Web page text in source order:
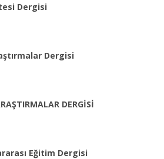
Dergisi
Dergisi
DERGİSİ
Eğitim Dergisi